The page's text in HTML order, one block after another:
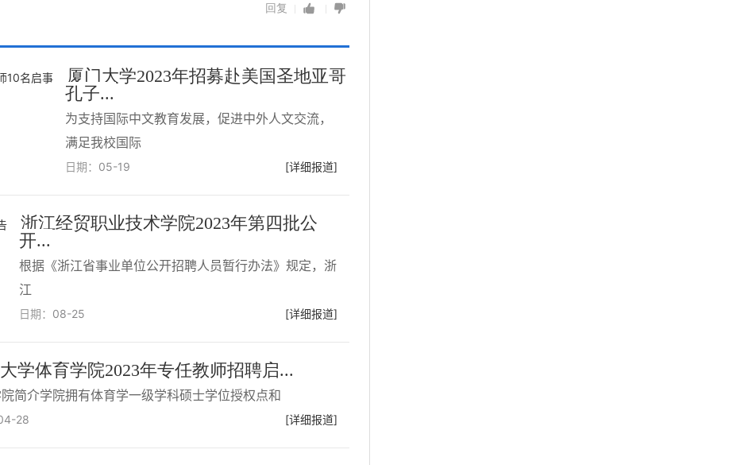
回复
厦门大学2023年招募赴美国圣地亚哥
孔子...
为支持国际中文教育发展，促进中外人文交流，
满足我校国际
[详细报道]
日期： 05-19
浙江经贸职业技术学院2023年第四批公
开...
根据《浙江省事业单位公开招聘人员暂行办法》规定，浙
江
[详细报道]
日期： 08-25
学体育学院2023年专任教师招聘启...
简介学院拥有体育学一级学科硕士学位授权点和
[详细报道]
28